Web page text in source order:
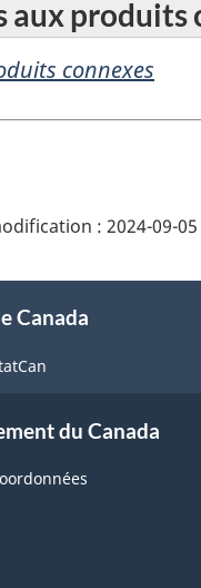
aux produits
connexes
: 2024-09-05
Canada
du Canada